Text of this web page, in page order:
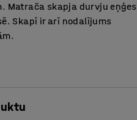
Matrača skapja durvju eņģes
Skapī ir arī nodalījums